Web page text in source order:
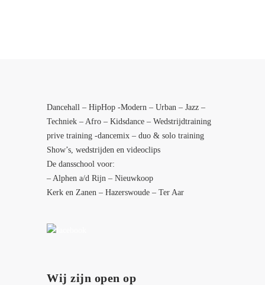
Dancehall – HipHop -Modern – Urban – Jazz –
Techniek – Afro – Kidsdance – Wedstrijdtraining
prive training -dancemix – duo & solo training
Show’s, wedstrijden en videoclips
De dansschool voor:
– Alphen a/d Rijn – Nieuwkoop
Kerk en Zanen – Hazerswoude – Ter Aar
Wij zijn open op